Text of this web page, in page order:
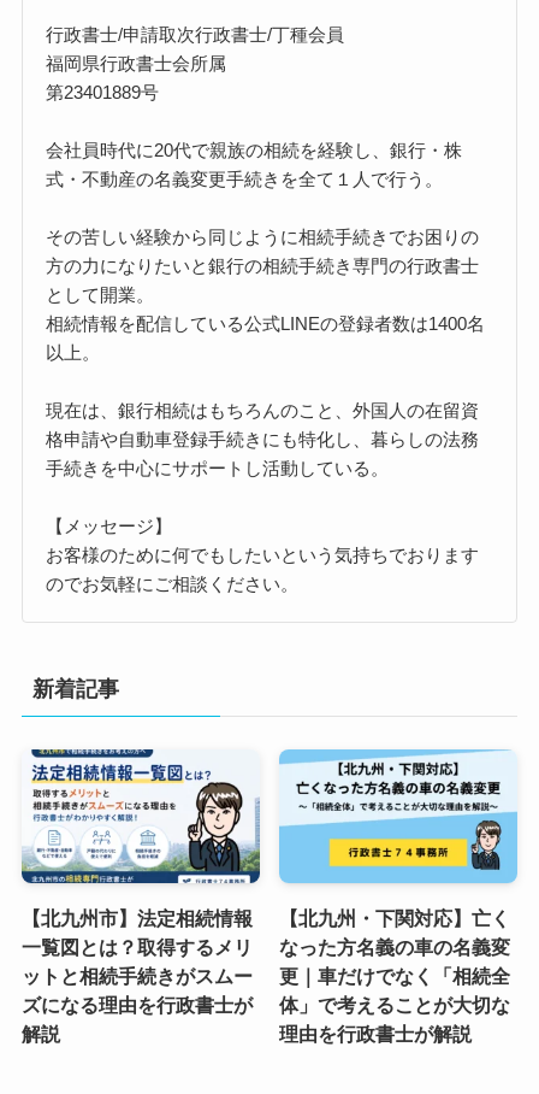
行政書士/申請取次行政書士/丁種会員
福岡県行政書士会所属
第23401889号
会社員時代に20代で親族の相続を経験し、銀行・株
式・不動産の名義変更手続きを全て１人で行う。
その苦しい経験から同じように相続手続きでお困りの
方の力になりたいと銀行の相続手続き専門の行政書士
として開業。
相続情報を配信している公式LINEの登録者数は1400名
以上。
現在は、銀行相続はもちろんのこと、外国人の在留資
格申請や自動車登録手続きにも特化し、暮らしの法務
手続きを中心にサポートし活動している。
【メッセージ】
お客様のために何でもしたいという気持ちでおります
のでお気軽にご相談ください。
新着記事
【北九州市】法定相続情報
一覧図とは？取得するメリ
ットと相続手続きがスムー
ズになる理由を行政書士が
解説
【北九州・下関対応】亡く
なった方名義の車の名義変
更｜車だけでなく「相続全
体」で考えることが大切な
理由を行政書士が解説